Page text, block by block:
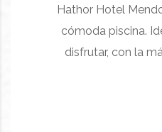
Hathor Hotel
cómoda piscina.
disfrutar, con la